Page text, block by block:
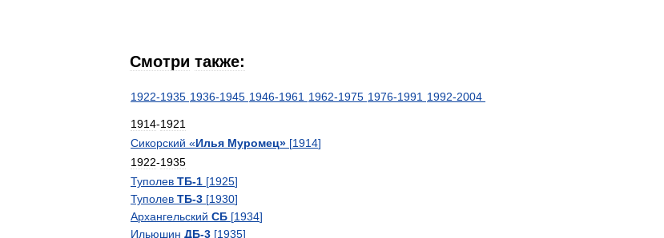
Смотри также:
1922-1935 1936-1945 1946-1961 1962-1975 1976-1991 1992-2004
1914-1921
Сикорский «Илья Муромец» [1914]
1922-1935
Туполев ТБ-1 [1925]
Туполев ТБ-3 [1930]
Архангельский СБ [1934]
Ильюшин ДБ-3 [1935]